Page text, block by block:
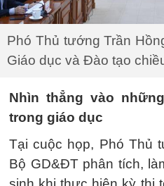
Phó Thủ tướng Trần
Giáo dục và Đào tạo
Nhìn thẳng vào
trong giáo dục
Tại cuộc họp, Phó Thủ
Bộ GD&ĐT phân tích,